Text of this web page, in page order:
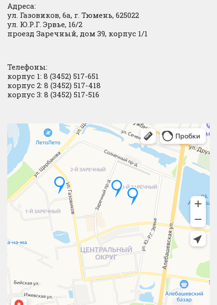
Адреса:
ул. Газовиков, 6а, г. Тюмень, 625022
ул. Ю.Р.Г. Эрвье, 16/2
проезд Заречный, дом 39, корпус 1/1
Телефоны:
корпус 1: 8 (3452) 517-651
корпус 2: 8 (3452) 517-418
корпус 3: 8 (3452) 517-516